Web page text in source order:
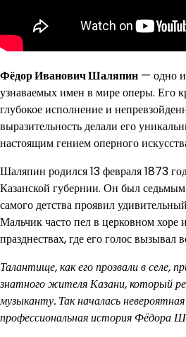
Фёдор Иванович Шаляпин — одно
узнаваемых имен в мире оперы. Его
глубокое исполнение и
выразительность делали его
настоящим гением оперного
Шаляпин родился 13 февраля 1873
Казанской губернии. Он был
самого детства проявил
Мальчик часто пел в церковном хоре
празднествах, где его голос
Талантище, как его прозвали в селе,
знатного жителя Казани, который
музыканту. Так началась
профессиональная история Фёдора